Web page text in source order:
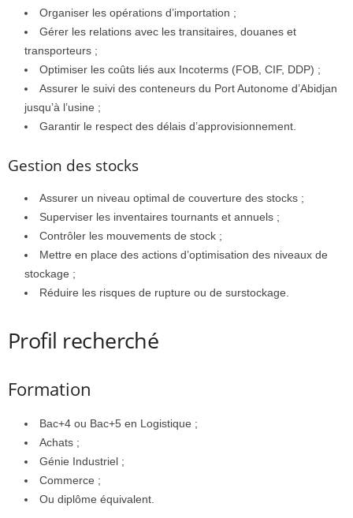
Organiser les opérations d’importation ;
Gérer les relations avec les transitaires, douanes et
transporteurs ;
Optimiser les coûts liés aux Incoterms (FOB, CIF, DDP) ;
Assurer le suivi des conteneurs du Port Autonome d’Abidjan
jusqu’à l’usine ;
Garantir le respect des délais d’approvisionnement.
Gestion des stocks
Assurer un niveau optimal de couverture des stocks ;
Superviser les inventaires tournants et annuels ;
Contrôler les mouvements de stock ;
Mettre en place des actions d’optimisation des niveaux de
stockage ;
Réduire les risques de rupture ou de surstockage.
Profil recherché
Formation
Bac+4 ou Bac+5 en Logistique ;
Achats ;
Génie Industriel ;
Commerce ;
Ou diplôme équivalent.